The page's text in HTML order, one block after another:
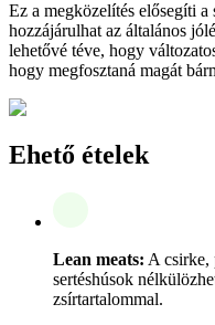
Ez a megközelítés elősegíti
hozzájárulhat az általános
lehetővé téve, hogy
hogy megfosztaná magát
Ehető ételek
Lean meats: A csirke,
sertéshúsok
zsírtartalommal.